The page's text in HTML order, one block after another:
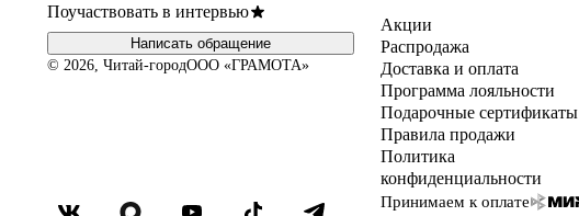
Поучаствовать в интервью
Написать обращение
© 2026, Читай-городООО «ГРАМОТА»
Акции
Распродажа
Доставка и оплата
Программа лояльности
Подарочные сертификаты
Правила продажи
Политика
конфиденциальности
Принимаем к оплате